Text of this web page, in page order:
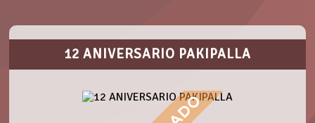
12 ANIVERSARIO PAKIPALLA